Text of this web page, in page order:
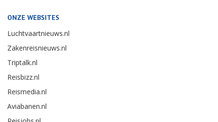
ONZE WEBSITES
Luchtvaartnieuws.nl
Zakenreisnieuws.nl
Triptalk.nl
Reisbizz.nl
Reismedia.nl
Aviabanen.nl